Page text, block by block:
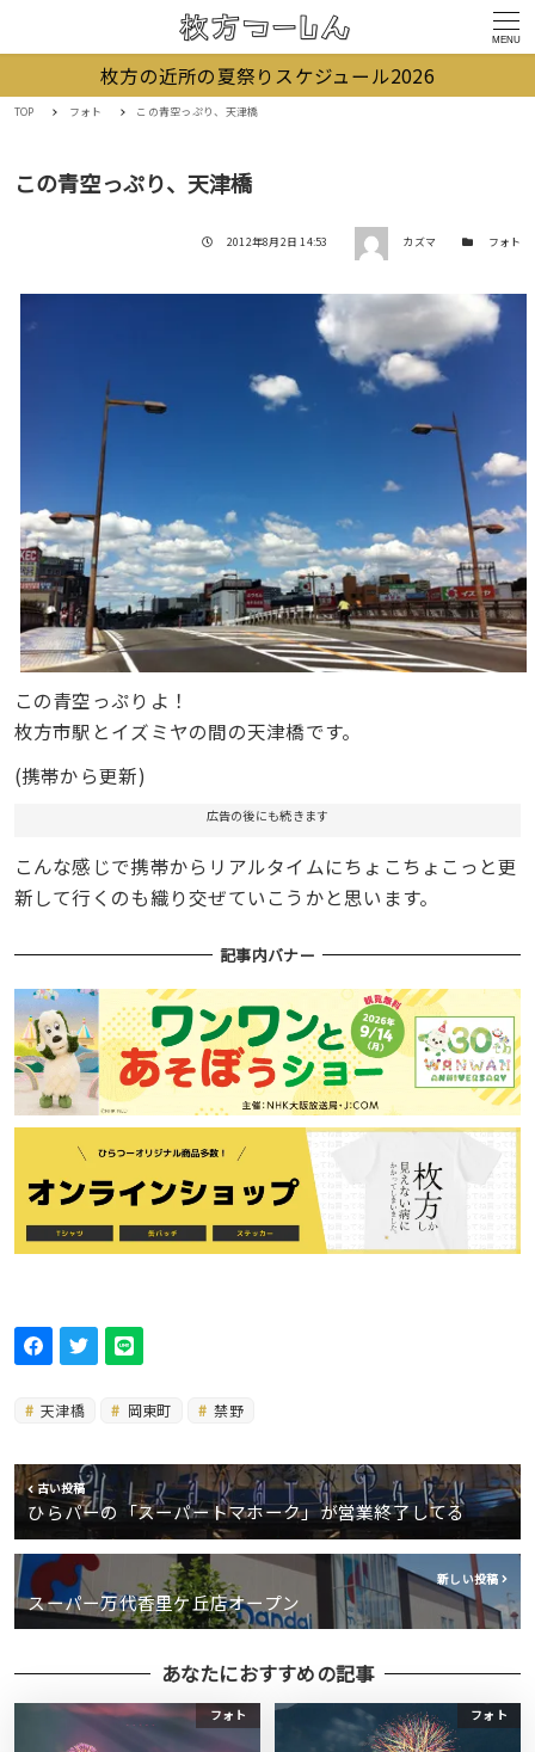
MENU
枚方の近所の夏祭りスケジュール2026
TOP フォト この青空っぷり、天津橋
この青空っぷり、天津橋
投稿日
2012年8月2日 14:53 著者 カズマ カテゴリー
フォト
この青空っぷりよ！
枚方市駅とイズミヤの間の天津橋です。
(携帯から更新)
広告の後にも続きます
こんな感じで携帯からリアルタイムにちょこちょこっと更
新して行くのも織り交ぜていこうかと思います。
記事内バナー
天津橋 岡東町 禁野
古い投稿
ひらパーの「スーパートマホーク」が営業終了してる
新しい投稿
スーパー万代香里ケ丘店オープン
あなたにおすすめの記事
フォト フォト